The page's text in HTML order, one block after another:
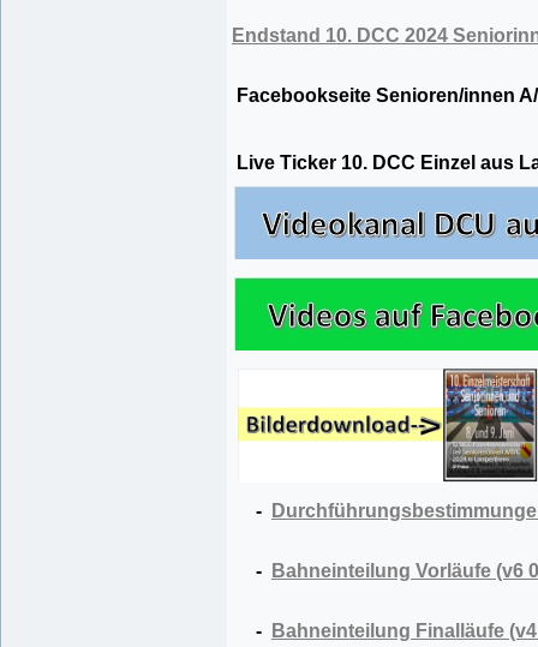
Endstand 10. DCC 2024
Facebookseite Senioren/innen
Live Ticker 10. DCC Einzel aus
-
- Bahneinteilung Vorläufe (v6
- Bahneinteilung Finalläufe (v4